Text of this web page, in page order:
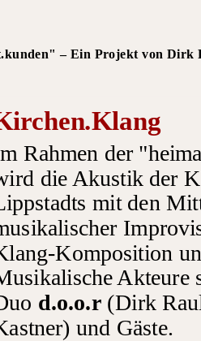
– Ein Projekt von Dirk
Rahmen der
die Akustik der
mit den
Komposition
Akteure
d.o.o.r (Dirk
und Gäste.